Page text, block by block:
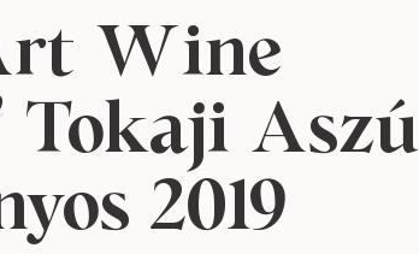
Wine
Tokaji Aszú
2019